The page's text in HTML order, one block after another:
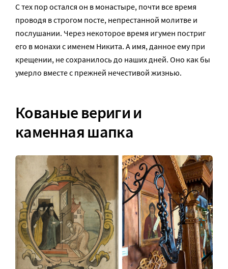
С тех пор остался он в монастыре, почти все время
проводя в строгом посте, непрестанной молитве и
послушании. Через некоторое время игумен постриг
его в монахи с именем Никита. А имя, данное ему при
крещении, не сохранилось до наших дней. Оно как бы
умерло вместе с прежней нечестивой жизнью.
Кованые вериги и
каменная шапка